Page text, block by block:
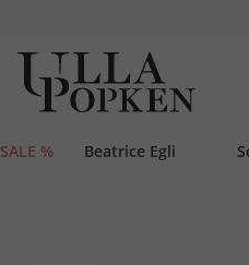
SALE % Beatrice Egli